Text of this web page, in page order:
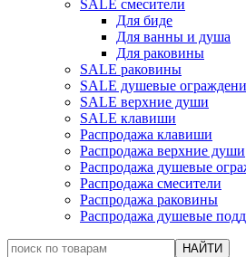
SALE смесители
Для биде
Для ванны и душа
Для раковины
SALE раковины
SALE душевые
SALE верхние души
SALE клавиши
Распродажа клавиши
Распродажа верхние души
Распродажа душевые
Распродажа смесители
Распродажа раковины
Распродажа душевые